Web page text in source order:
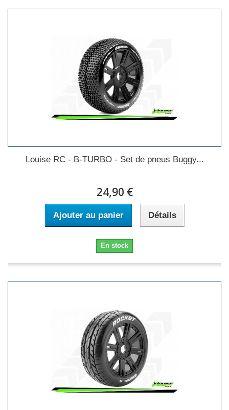
Louise RC - B-TURBO - Set de pneus Buggy...
24,90 €
Ajouter au panier Détails
En stock